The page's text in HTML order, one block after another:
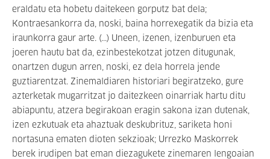
eraldatu eta hobetu daitekeen gorputz bat dela;
Kontraesankorra da, noski, baina horrexegatik da bizia eta
iraunkorra gaur arte. (...) Uneen, izenen, izenburuen eta
joeren hautu bat da, ezinbestekotzat jotzen ditugunak,
onartzen dugun arren, noski, ez dela horrela jende
guztiarentzat. Zinemaldiaren historiari begiratzeko, gure
azterketak mugarritzat jo daitezkeen oinarriak hartu ditu
abiapuntu, atzera begirakoan eragin sakona izan dutenak,
izen ezkutuak eta ahaztuak deskubrituz, sariketa honi
nortasuna ematen dioten sekzioak; Urrezko Maskorrek
berek irudipen bat eman diezagukete zinemaren lengoaian